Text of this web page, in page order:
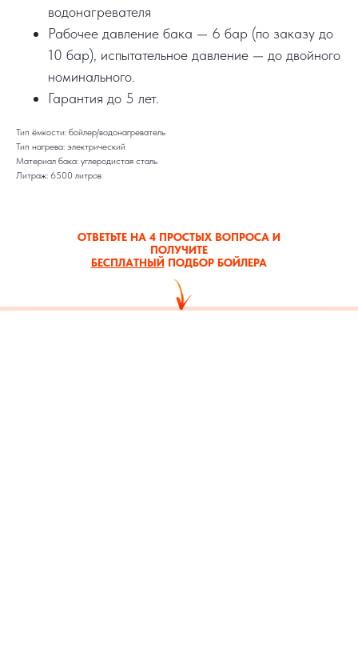
водонагревателя
Рабочее давление бака — 6 бар (по заказу до
10 бар), испытательное давление — до двойного
номинального.
Гарантия до 5 лет.
Тип ёмкости: бойлер/водонагреватель
Тип нагрева: электрический
Материал бака: углеродистая сталь
Литраж: 6500 литров
ОТВЕТЬТЕ НА 4 ПРОСТЫХ ВОПРОСА И
ПОЛУЧИТЕ
БЕСПЛАТНЫЙ ПОДБОР БОЙЛЕРА